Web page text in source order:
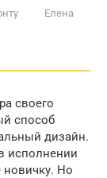
Елена
своего
способ
дизайн.
исполнении
новичку. Но